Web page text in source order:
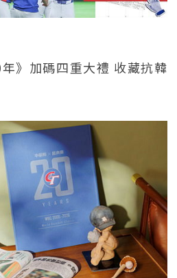
》加碼四重大禮 收藏抗韓